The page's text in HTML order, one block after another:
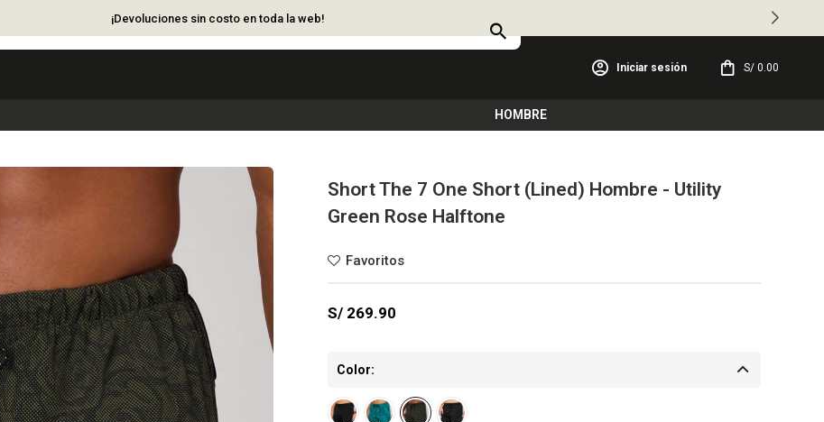
¡Devoluciones sin costo en toda la web!
HOMBRE
S/ 0.00
Short The 7 One Short (Lined) Hombre - Utility
Green Rose Halftone
S/ 269.90
Color: